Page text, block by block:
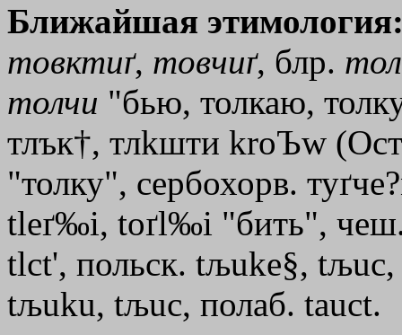
Ближайшая
товктиґ, товчиґ, блр.
толчи "бью, толкаю,
тлък†, тлkшти kroЪw
"толку", сербохорв.
tleґ‰i, toґl‰i "бить",
tlсt', польск. tљuke§,
tљuku, tљuc, полаб. tauct.